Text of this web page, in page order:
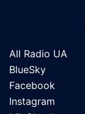
All Radio UA
BlueSky
Facebook
Instagram